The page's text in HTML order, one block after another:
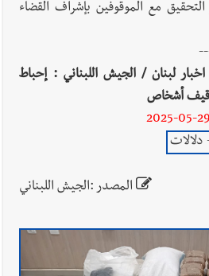
مع الموقوفين بإشراف القضاء
لبنان / الجيش اللبناني : إحباط
أشخاص
2025-05-29
دلالات
المصدر :الجيش اللبناني